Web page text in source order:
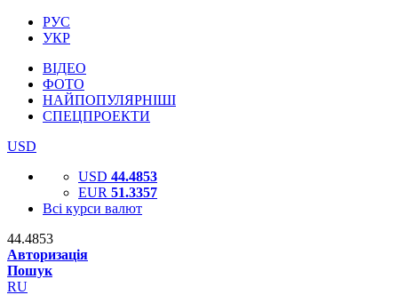
РУС
УКР
ВІДЕО
ФОТО
НАЙПОПУЛЯРНІШІ
СПЕЦПРОЕКТИ
USD
USD 44.4853
EUR 51.3357
Всі курси валют
44.4853
Авторизація
Пошук
RU